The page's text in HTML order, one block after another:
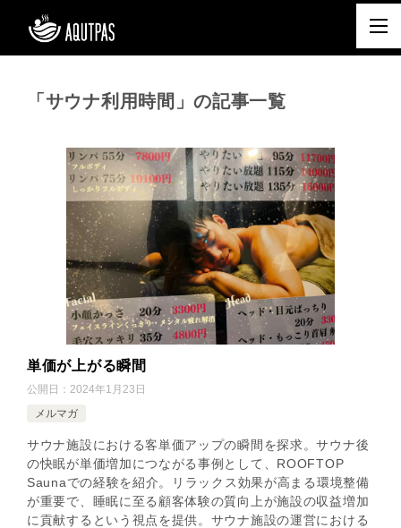
「サウナ利用時間」の記事一覧
単価が上がる瞬間
公開日： 2024年1月23日
メルマガ
サウナ施設における客単価アップの瞬間を探求。サウナ後
の快眠が単価増加につながる事例として、ROOFTOP
Saunaでの経験を紹介。リラックス効果が高まる環境整備
が重要で、睡眠に至る顧客体験の質向上が施設の収益増加
に貢献するという視点を提供。サウナ施設の運営における